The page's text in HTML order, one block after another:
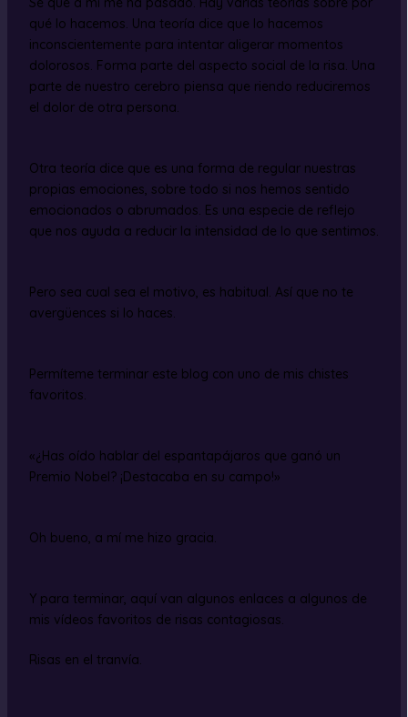
qué lo hacemos. Una teoría dice que lo hacemos
inconscientemente para intentar aligerar momentos
dolorosos. Forma parte del aspecto social de la risa. Una
parte de nuestro cerebro piensa que riendo reduciremos
el dolor de otra persona.
Otra teoría dice que es una forma de regular nuestras
propias emociones, sobre todo si nos hemos sentido
emocionados o abrumados. Es una especie de reflejo
que nos ayuda a reducir la intensidad de lo que sentimos.
Pero sea cual sea el motivo, es habitual. Así que no te
avergüences si lo haces.
Permíteme terminar este blog con uno de mis chistes
favoritos.
«¿Has oído hablar del espantapájaros que ganó un
Premio Nobel? ¡Destacaba en su campo!»
Oh bueno, a mí me hizo gracia.
Y para terminar, aquí van algunos enlaces a algunos de
mis vídeos favoritos de risas contagiosas.
Risas en el tranvía.